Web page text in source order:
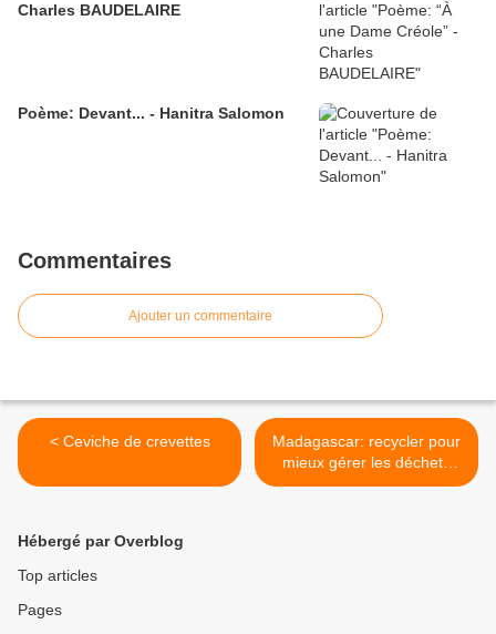
Charles BAUDELAIRE
Poème: Devant... - Hanitra Salomon
Commentaires
Ajouter un commentaire
< Ceviche de crevettes
Madagascar: recycler pour
mieux gérer les déchets
dans les grandes villes >
Hébergé par Overblog
Top articles
Pages